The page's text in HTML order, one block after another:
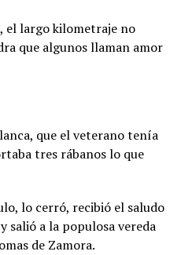
el largo kilometraje no
que algunos llaman amor
que el veterano tenía
tres rábanos lo que
lo cerró, recibió el saludo
salió a la populosa vereda
de Zamora.